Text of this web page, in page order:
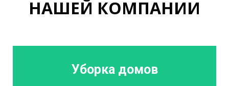
НАШЕЙ КОМПАНИИ
Уборка домов